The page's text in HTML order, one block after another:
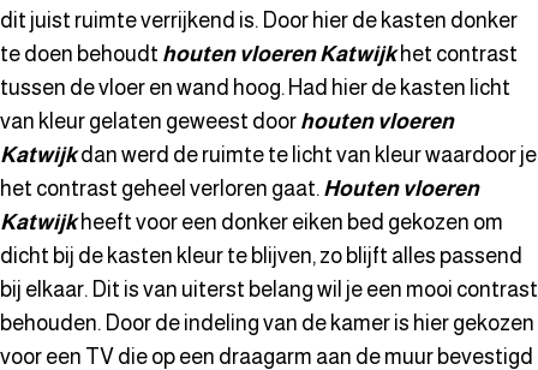
dit juist ruimte verrijkend is. Door hier de kasten donker
te doen behoudt houten vloeren Katwijk het contrast
tussen de vloer en wand hoog. Had hier de kasten licht
van kleur gelaten geweest door houten vloeren
Katwijk dan werd de ruimte te licht van kleur waardoor je
het contrast geheel verloren gaat. Houten vloeren
Katwijk heeft voor een donker eiken bed gekozen om
dicht bij de kasten kleur te blijven, zo blijft alles passend
bij elkaar. Dit is van uiterst belang wil je een mooi contrast
behouden. Door de indeling van de kamer is hier gekozen
voor een TV die op een draagarm aan de muur bevestigd